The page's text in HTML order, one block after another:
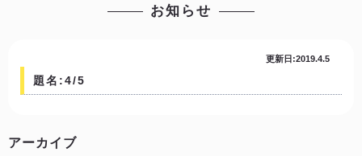
お知らせ
更新日:2019.4.5
題名:4/5
アーカイブ